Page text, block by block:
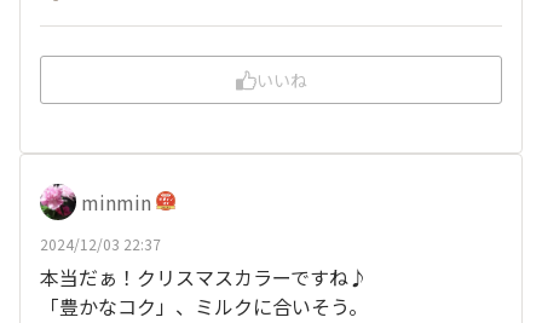
いいね
minmin
2024/12/03 22:37
本当だぁ！クリスマスカラーですね♪
「豊かなコク」、ミルクに合いそう。